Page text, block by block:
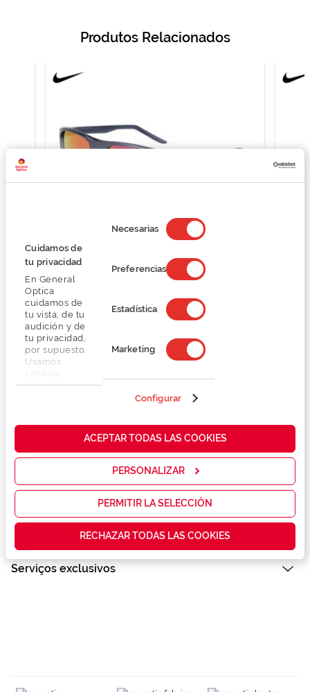
Cuidamos de
tu privacidad
En General
Optica
cuidamos de
tu vista, de tu
audición y de
tu privacidad,
por supuesto.
Usamos
propias y de
cómo mejorar
servicios y
las
que realmente
contenidos
personalizados
para ti gracias
de
consentimiento
Necesarias
Preferencias
Estadística
Marketing
Configurar
ACEPTAR TODAS LAS COOKIES
PERSONALIZAR
PERMITIR LA SELECCIÓN
RECHAZAR TODAS LAS COOKIES
Produtos Relacionados
Nike NIKE FIRE L P FD1819 NKFD1819
46,20 €
Lentes
Marca
Serviços exclusivos